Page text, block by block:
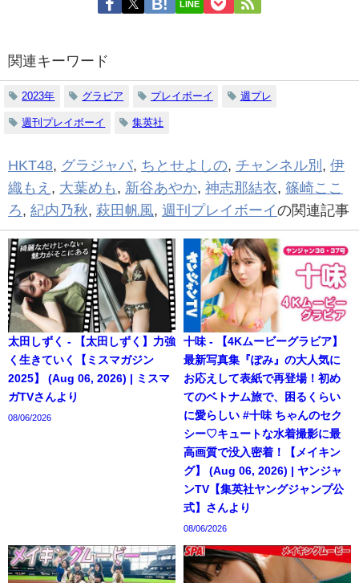
LINE
関連キーワード
2023年 グラビア プレイボーイ 週プレ
週刊プレイボーイ 集英社
HKT48, グラジャパ, ちとせよしの, チャンネル別 , 伊
織もえ , 大葉めも , 新谷あやか, 神志那結衣, 篠崎ここ
ろ, 紀内乃秋, 萩田帆風, 週刊プレイボーイの関連記事
太田しずく - 【太田しずく】力強
く生きていく【ミスマガジン
2025】 (Aug 06, 2026) | ミスマ
ガTVさんより
08/06/2026
十味 - 【4Kムービーグラビア】
最新写真集『ぽみ』の大人気に
お応えして表紙で再登場！初め
てのベトナム旅で、困るくらい
に愛らしい #十味 ちゃんのセク
シー♡キュートな水着撮影に最
高画質で没入密着！【メイキン
グ】 (Aug 06, 2026) | ヤンジャ
ンTV【集英社ヤングジャンプ公
式】さんより
08/06/2026